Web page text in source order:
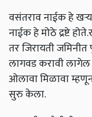
वसंतराव नाईक हे
नाईक हे मोठे द्रष्टे
तर जिरायती
लागवड करावी
ओलावा मिळावा
सुरु केला.